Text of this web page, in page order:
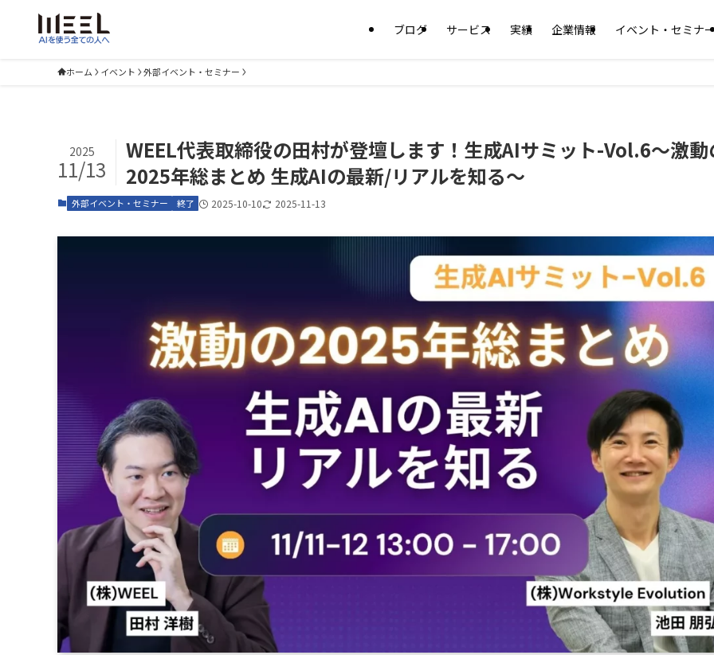
ブログ サービス 実績 企業情報 イベント・セミナ
ホーム イベント 外部イベント・セミナー
WEEL代表取締役の田村が登壇します！生成AIサミット-Vol.6〜激動
2025年総まとめ 生成AIの最新/リアルを知る～
2025
11/13
外部イベント・セミナー 終了 2025-10-10 2025-11-13